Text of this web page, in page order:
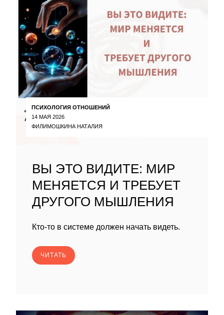
ПСИХОЛОГИЯ ОТНОШЕНИЙ
14 МАЯ 2026
ФИЛИМОШКИНА НАТАЛИЯ
ВЫ ЭТО ВИДИТЕ: МИР
МЕНЯЕТСЯ И ТРЕБУЕТ
ДРУГОГО МЫШЛЕНИЯ
Кто-то в системе должен начать видеть.
ЧИТАТЬ